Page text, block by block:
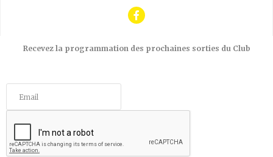
Recevez la programmation des prochaines sorties du Club